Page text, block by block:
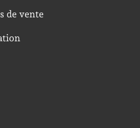
de vente